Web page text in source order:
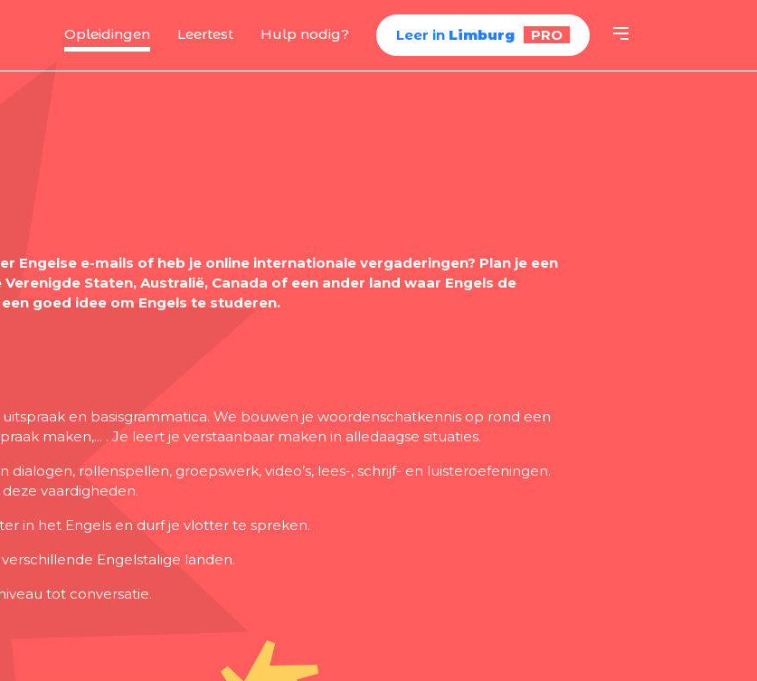
Opleidingen Leertest Hulp nodig? Leer in Limburg PRO
Engelse e-mails of heb je online internationale vergaderingen? Plan je een
Staten, Australië, Canada of een ander land waar Engels de
goed idee om Engels te studeren.
en basisgrammatica. We bouwen je woordenschatkennis op rond een
maken,... . Je leert je verstaanbaar maken in alledaagse situaties.
rollenspellen, groepswerk, video’s, lees-, schrijf- en luisteroefeningen.
vaardigheden.
in het Engels en durf je vlotter te spreken.
Engelstalige landen.
tot conversatie.